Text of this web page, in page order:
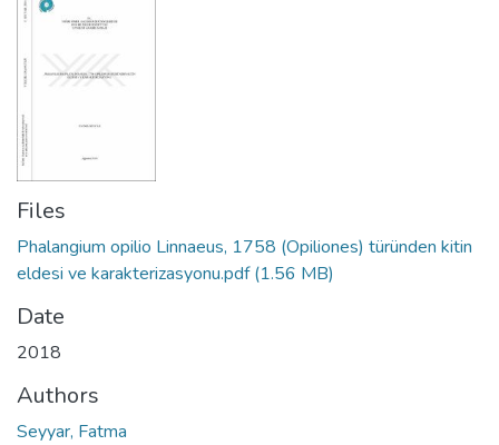
Files
Phalangium opilio Linnaeus, 1758 (Opiliones) türünden kitin
eldesi ve karakterizasyonu.pdf(1.56 MB)
Date
2018
Authors
Seyyar, Fatma